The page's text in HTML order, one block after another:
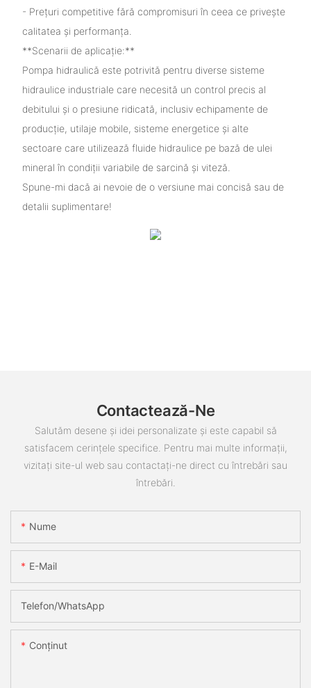
- Prețuri competitive fără compromisuri în ceea ce privește
calitatea și performanța.
**Scenarii de aplicație:**
Pompa hidraulică este potrivită pentru diverse sisteme
hidraulice industriale care necesită un control precis al
debitului și o presiune ridicată, inclusiv echipamente de
producție, utilaje mobile, sisteme energetice și alte
sectoare care utilizează fluide hidraulice pe bază de ulei
mineral în condiții variabile de sarcină și viteză.
Spune-mi dacă ai nevoie de o versiune mai concisă sau de
detalii suplimentare!
Contactează-Ne
Salutăm desene și idei personalizate și este capabil să
satisfacem cerințele specifice. Pentru mai multe informații,
vizitați site-ul web sau contactați-ne direct cu întrebări sau
întrebări.
Nume
E-Mail
Telefon/WhatsApp
Conţinut